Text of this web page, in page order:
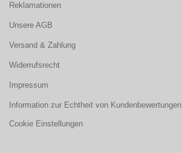
Reklamationen
Unsere AGB
Versand & Zahlung
Widerrufsrecht
Impressum
Information zur Echtheit von Kundenbewertungen
Cookie Einstellungen